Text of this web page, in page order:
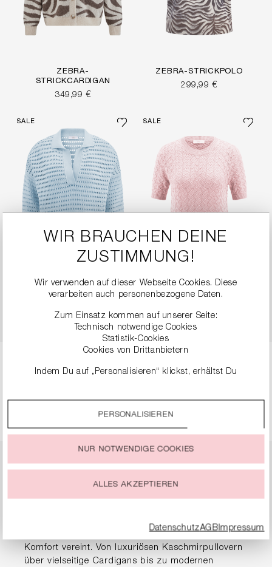
ZEBRA-
STRICKCARDIGAN
349,99 €
ZEBRA-STRICKPOLO
299,99 €
SALE
FEINES STRICKSHIRT
SALE
STRICKSHIRT MIT
89,90 € 179,00 €
Pullover & Strick für
Damen
Entdecke exquisite Strickmode, die Eleganz mit
Komfort vereint. Von luxuriösen Kaschmirpullovern
über vielseitige Cardigans bis zu modernen
WIR BRAUCHEN DEINE
ZUSTIMMUNG!
Wir verwenden auf dieser Webseite Cookies. Diese
verarbeiten auch personenbezogene Daten.
Zum Einsatz kommen auf unserer Seite:
Technisch notwendige Cookies
Statistik-Cookies
Cookies von Drittanbietern
Indem Du auf „Personalisieren“ klickst, erhältst Du
Durch einen Klick auf das Auswahlfeld „Alle akzeptieren“
stimmst Du der Verwendung aller Cookies zu, die unter
jeder Zeit ändern oder widerrufen.
PERSONALISIEREN
NUR NOTWENDIGE COOKIES
ALLES AKZEPTIEREN
DatenschutzAGBImpressum